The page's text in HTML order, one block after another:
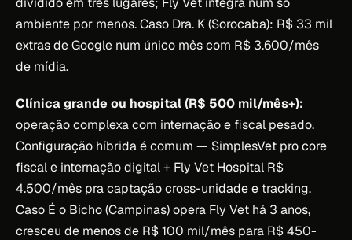
ambiente por menos. Caso Dra. K (Sorocaba): R$ 33 mil
extras de Google num único mês com R$ 3.600/mês
de mídia.
Clínica grande ou hospital (R$ 500 mil/mês+):
operação complexa com internação e fiscal pesado.
Configuração híbrida é comum — SimplesVet pro core
fiscal e internação digital + Fly Vet Hospital R$
4.500/mês pra captação cross-unidade e tracking.
Caso É o Bicho (Campinas) opera Fly Vet há 3 anos,
cresceu de menos de R$ 100 mil/mês para R$ 450-